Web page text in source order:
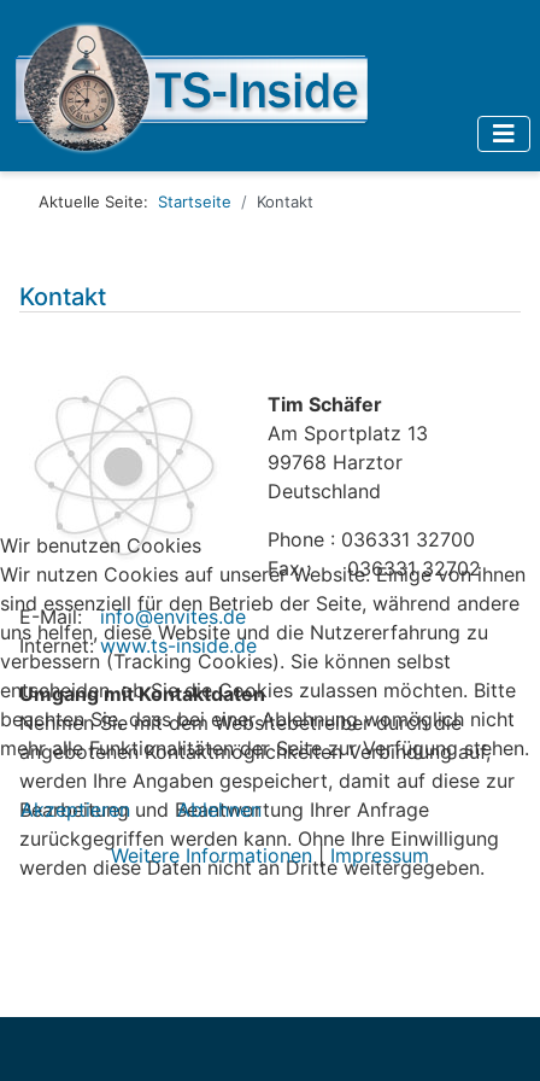
Aktuelle Seite: Startseite Kontakt
Kontakt
Tim Schäfer
Am Sportplatz 13
99768 Harztor
Deutschland
Phone : 036331 32700
Fax : 036331 32702
E-Mail:info@envites.de
Internet:www.ts-inside.de
Umgang mit Kontaktdaten
Nehmen Sie mit dem Websitebetreiber durch die
angebotenen Kontaktmöglichkeiten Verbindung auf,
werden Ihre Angaben gespeichert, damit auf diese zur
Bearbeitung und Beantwortung Ihrer Anfrage
zurückgegriffen werden kann. Ohne Ihre Einwilligung
werden diese Daten nicht an Dritte weitergegeben.
Wir benutzen Cookies
Wir nutzen Cookies auf unserer Website. Einige von ihnen
sind essenziell für den Betrieb der Seite, während andere
uns helfen, diese Website und die Nutzererfahrung zu
verbessern (Tracking Cookies). Sie können selbst
entscheiden, ob Sie die Cookies zulassen möchten. Bitte
beachten Sie, dass bei einer Ablehnung womöglich nicht
mehr alle Funktionalitäten der Seite zur Verfügung stehen.
Akzeptieren
Ablehnen
Weitere Informationen| Impressum